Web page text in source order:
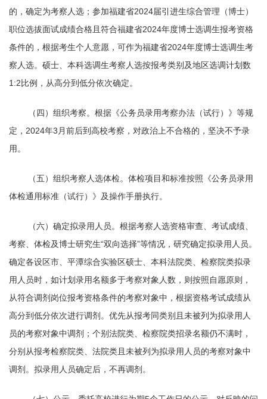
的，确定为考察人选；参加福建省2024届引进生综合管理（博士）
职位选拔面试成绩合格且符合福建省2024年度博士选调生报考资格
条件的，根据考生个人意愿，可作为福建省2024年度博士选调生考
察人选。硕士、本科选调生考察人选按报考类别及地区选调计划数
1:2比例，从高分到低分依次确定。
（四）组织考察。根据《公务员录用考察办法（试行）》等规
定，2024年3月前后到高校考察，对政治上不合格的，坚决不予录
用。
（五）组织考察人选体检。体检项目和标准按照《公务员录用
体检通用标准（试行）》及操作手册执行。
（六）确定拟录用人员。根据考察人选资格审查、考试成绩、
考察、体检及博士研究生“双向选择”等情况，研究确定拟录用人员。
确定各设区市、平潭综合实验区硕士、本科法院类、检察院类拟录
用人员时，如计划录用名额多于考察对象人数，则按照自愿原则，
从符合调剂岗位报考资格条件的考察对象中，根据资格考试成绩从
高分到低分依次进行调剂。优先从报考同类别且未被列为拟录用人
员的考察对象中调剂；个别法院类、检察院类招录名额仍不满时，
分别从报考检察院类、法院类且未被列为拟录用人员的考察对象中
调剂。拟录用人员确定后，不再调剂。